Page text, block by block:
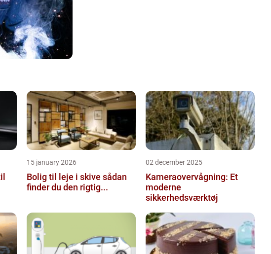
15 january 2026
Bolig til leje i skive sådan
finder du den rigtig...
02 december 2025
Kameraovervågning: Et
moderne
sikkerhedsværktøj